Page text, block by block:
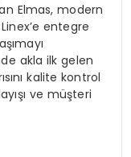
Elmas, modern
entegre
akla ilk gelen
kalite kontrol
ve müşteri